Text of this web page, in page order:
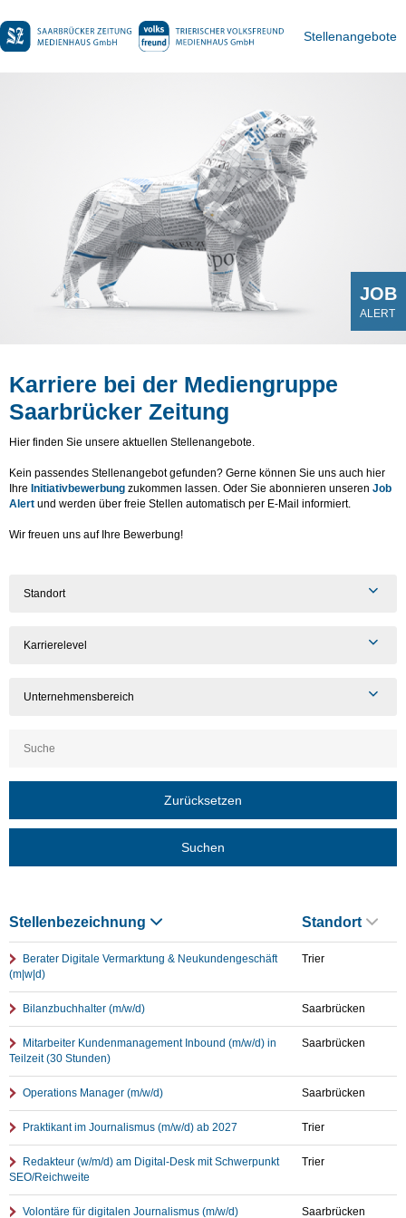
Stellenangebote
Karriere bei der Mediengruppe
Saarbrücker Zeitung
Hier finden Sie unsere aktuellen Stellenangebote.
Kein passendes Stellenangebot gefunden? Gerne können Sie uns auch hier
Ihre Initiativbewerbung zukommen lassen. Oder Sie abonnieren unseren Job
Alert und werden über freie Stellen automatisch per E-Mail informiert.
Wir freuen uns auf Ihre Bewerbung!
Standort
Karrierelevel
Unternehmensbereich
Zurücksetzen
Suchen
Stellenbezeichnung Standort
Berater Digitale Vermarktung & Neukundengeschäft
(m|w|d)
Trier
Bilanzbuchhalter (m/w/d) Saarbrücken
Mitarbeiter Kundenmanagement Inbound (m/w/d) in
Teilzeit (30 Stunden)
Saarbrücken
Operations Manager (m/w/d) Saarbrücken
Praktikant im Journalismus (m/w/d) ab 2027 Trier
Redakteur (w/m/d) am Digital-Desk mit Schwerpunkt
SEO/Reichweite
Trier
Volontäre für digitalen Journalismus (m/w/d) Saarbrücken
JOB
ALERT